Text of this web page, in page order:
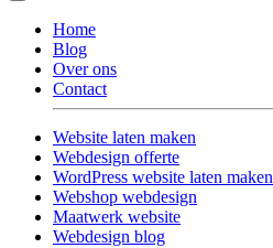
Home
Blog
Over ons
Contact
Website laten maken
Webdesign offerte
WordPress website laten maken
Webshop webdesign
Maatwerk website
Webdesign blog